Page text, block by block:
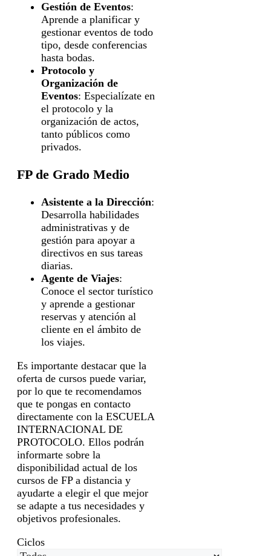
Gestión de Eventos:
Aprende a planificar y
gestionar eventos de todo
tipo, desde conferencias
hasta bodas.
Protocolo y
Organización de
Eventos: Especialízate en
el protocolo y la
organización de actos,
tanto públicos como
privados.
FP de Grado Medio
Asistente a la Dirección:
Desarrolla habilidades
administrativas y de
gestión para apoyar a
directivos en sus tareas
diarias.
Agente de Viajes:
Conoce el sector turístico
y aprende a gestionar
reservas y atención al
cliente en el ámbito de
los viajes.
Es importante destacar que la
oferta de cursos puede variar,
por lo que te recomendamos
que te pongas en contacto
directamente con la ESCUELA
INTERNACIONAL DE
PROTOCOLO. Ellos podrán
informarte sobre la
disponibilidad actual de los
cursos de FP a distancia y
ayudarte a elegir el que mejor
se adapte a tus necesidades y
objetivos profesionales.
Ciclos